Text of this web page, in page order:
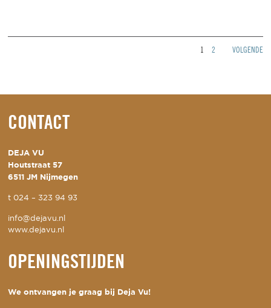
2 VOLGENDE
CONTACT
DEJA VU
Houtstraat 57
6511 JM Nijmegen
t024 – 323 94 93
info@dejavu.nl
www.dejavu.nl
OPENINGSTIJDEN
We ontvangen je graag bij Deja Vu!